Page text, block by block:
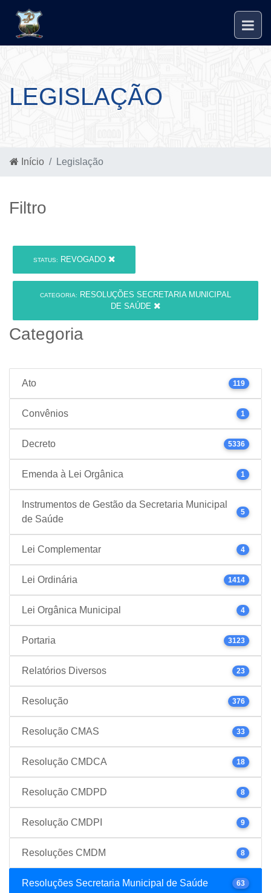
LEGISLAÇÃO
Início Legislação
Filtro
STATUS: REVOGADO
CATEGORIA:
RESOLUÇÕES SECRETARIA MUNICIPAL
DE SAÚDE
Categoria
Ato 119
Convênios 1
Decreto 5336
Emenda à Lei Orgânica 1
Instrumentos de Gestão da Secretaria Municipal
de Saúde
5
Lei Complementar 4
Lei Ordinária 1414
Lei Orgânica Municipal 4
Portaria 3123
Relatórios Diversos 23
Resolução 376
Resolução CMAS 33
Resolução CMDCA 18
Resolução CMDPD 8
Resolução CMDPI 9
Resoluções CMDM 8
Resoluções Secretaria Municipal de Saúde 63